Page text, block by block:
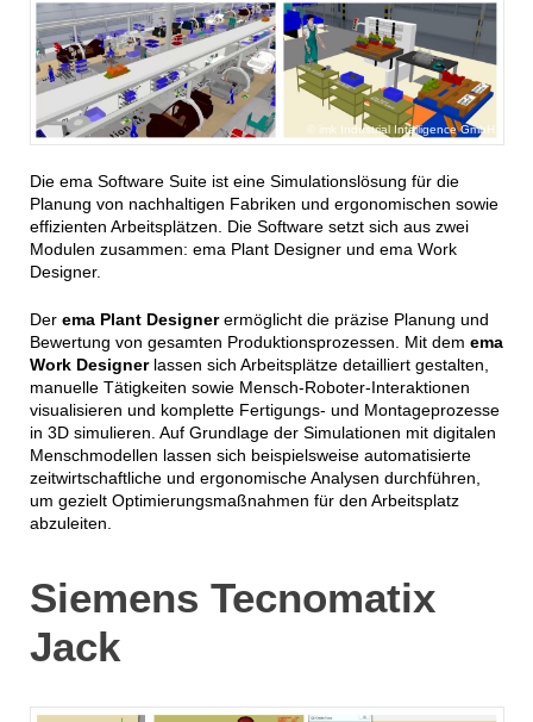
imk Industrial Intelligence GmbH
Die ema Software Suite ist eine Simulationslösung für die
Planung von nachhaltigen Fabriken und ergonomischen sowie
effizienten Arbeitsplätzen. Die Software setzt sich aus zwei
Modulen zusammen: ema Plant Designer und ema Work
Designer.
Der ema Plant Designerermöglicht die präzise Planung und
Bewertung von gesamten Produktionsprozessen. Mit dem ema
Work Designerlassen sich Arbeitsplätze detailliert gestalten,
manuelle Tätigkeiten sowie Mensch-Roboter-Interaktionen
visualisieren und komplette Fertigungs- und Montageprozesse
in 3D simulieren. Auf Grundlage der Simulationen mit digitalen
Menschmodellen lassen sich beispielsweise automatisierte
zeitwirtschaftliche und ergonomische Analysen durchführen,
um gezielt Optimierungsmaßnahmen für den Arbeitsplatz
abzuleiten.
Siemens Tecnomatix
Jack